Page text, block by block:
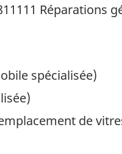
Réparations
spécialisée)
de